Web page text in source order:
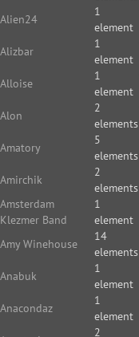
Alien24
1
element
Alizbar
1
element
Alloise
1
element
Alon
2
elements
Amatory
5
elements
Amirchik
2
elements
Amsterdam
Klezmer Band
1
element
Amy Winehouse
14
elements
Anabuk
1
element
Anacondaz
1
element
2